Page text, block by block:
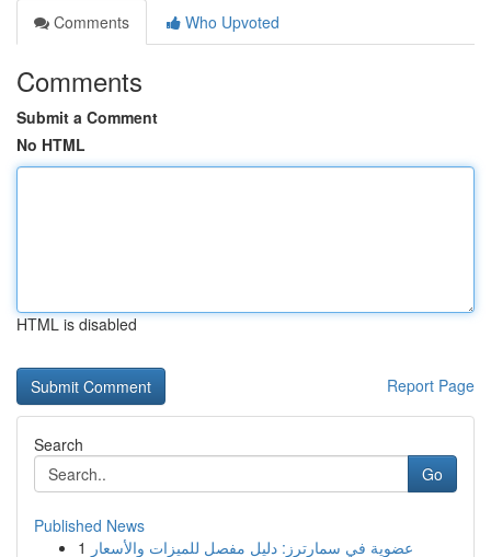
Comments
Who Upvoted
Comments
Submit a Comment
No HTML
HTML is disabled
Report Page
Search
Go
Published News
1 عضوية في سمارترز: دليل مفصل للميزات والأسعار